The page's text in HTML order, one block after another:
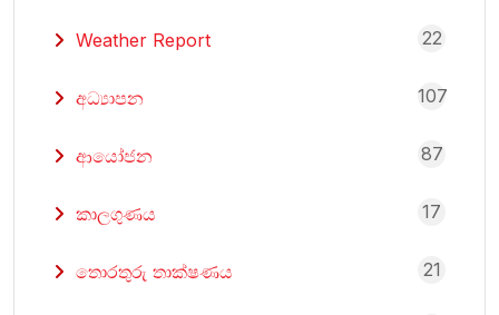
Weather Report 22
අධ්‍යාපන 107
ආයෝජන 87
කාලගුණය 17
තොරතුරු තාක්ෂණය 21